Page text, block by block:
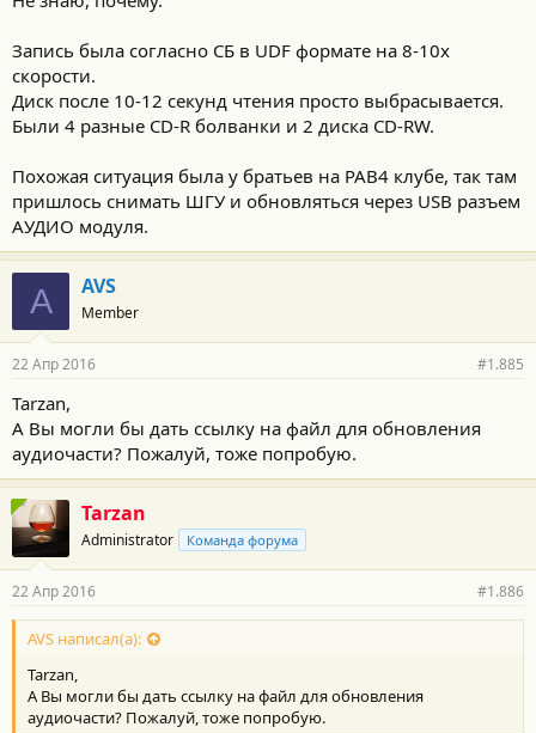
Запись была согласно СБ в UDF формате на 8-10x
скорости.
Диск после 10-12 секунд чтения просто выбрасывается.
Были 4 разные CD-R болванки и 2 диска CD-RW.
Похожая ситуация была у братьев на РАВ4 клубе, так там
пришлось снимать ШГУ и обновляться через USB разъем
АУДИО модуля.
A AVS
Member
22 Апр 2016 #1.885
Tarzan,
А Вы могли бы дать ссылку на файл для обновления
аудиочасти? Пожалуй, тоже попробую.
Tarzan
Administrator Команда форума
22 Апр 2016 #1.886
AVS написал(а):
Tarzan,
А Вы могли бы дать ссылку на файл для обновления
аудиочасти? Пожалуй, тоже попробую.